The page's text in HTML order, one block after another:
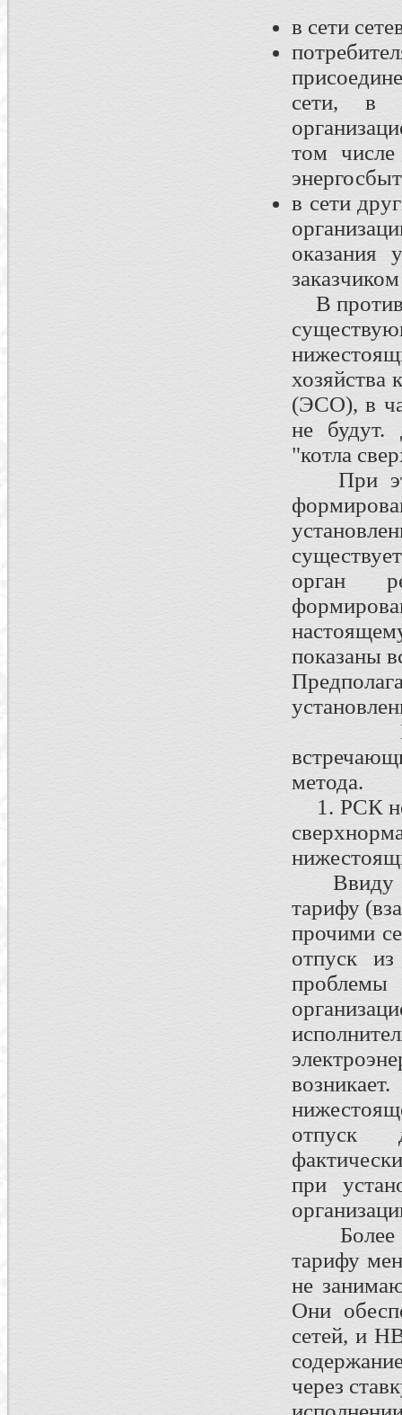
в сети
сети, в
том
в сети
оказания
В
хозяйства
(ЭСО), в
не будут.
"котла
При
орган
показаны
Ниже
метода.
1. РСК не
Ввиду
тарифу
прочими
отпуск из
отпуск
при
Более
тарифу
не
Они
сетей, и
через